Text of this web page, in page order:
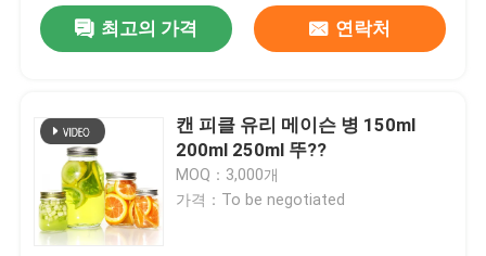
최고의 가격 연락처
캔 피클 유리 메이슨 병 150ml
200ml 250ml 뚜??
MOQ：3,000개
가격：To be negotiated